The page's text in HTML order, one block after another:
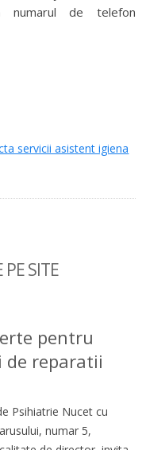
de telefon
servicii asistent igiena
PE SITE
pentru
de reparatii
Psihiatrie Nucet cu
numar 5,